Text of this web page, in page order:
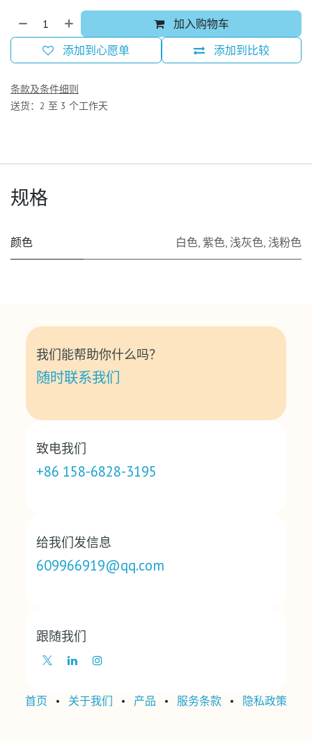
加入购物车
添加到比较
添加到心愿单
条款及条件细则
送货：2 至 3 个工作天
规格
颜色 白色 紫色 浅灰色 浅粉色
我们能帮助你什么吗？
随时联系我们
致电我们
+86 158-6828-3195
给我们发信息
609966919@qq.com
跟随我们
首页 • 关于我们 • 产品 • ‎服务条款‎ • ‎隐私政策‎